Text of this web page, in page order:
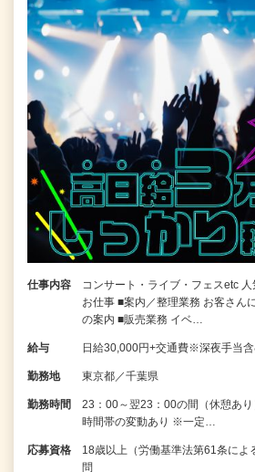
仕事内容
コンサート・ライブ・フェスetc
お仕事 ■案内／整理業務 お客さん
の案内 ■販売業務 イベ…
給与 日給30,000円+交通費※深夜手当
勤務地 東京都／千葉県
勤務時間
23：00～翌23：00の間（休憩あ
時間帯の変動あり ※一定…
応募資格
18歳以上（労働基準法第61条によ
問